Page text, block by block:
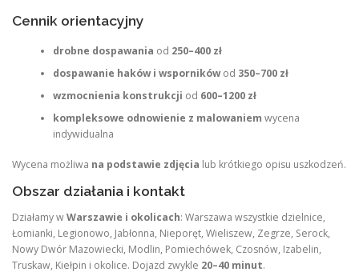
Cennik orientacyjny
drobne dospawania od 250–400 zł
dospawanie haków i wspornikówod 350–700 zł
wzmocnienia konstrukcji od 600–1200 zł
kompleksowe odnowienie z malowaniem wycena
indywidualna
Wycena możliwa na podstawie zdjęcia lub krótkiego opisu uszkodzeń.
Obszar działania i kontakt
Działamy wWarszawie i okolicach: Warszawa wszystkie dzielnice,
Łomianki, Legionowo, Jabłonna, Nieporęt, Wieliszew, Zegrze, Serock,
Nowy Dwór Mazowiecki, Modlin, Pomiechówek, Czosnów, Izabelin,
Truskaw, Kiełpin i okolice. Dojazd zwykle 20–40 minut.